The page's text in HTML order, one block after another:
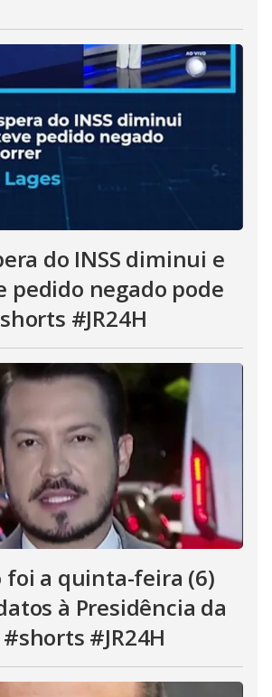
do INSS diminui e
pedido negado pode
#JR24H
foi a quinta-feira (6)
à Presidência da
#JR24H